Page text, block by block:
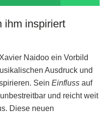
ihm inspiriert
Naidoo ein Vorbild
Ausdruck und
Sein Einfluss auf
und reicht weit
Diese neuen